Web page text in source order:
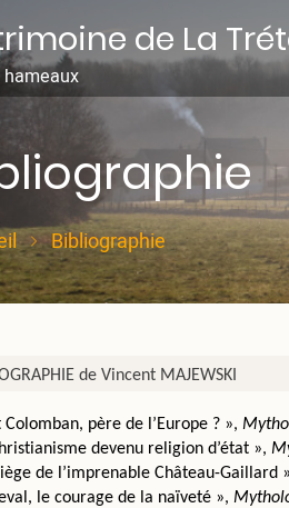
de La
Bibliographie
de Vincent MAJEWSKI
Colomban, père de l’Europe ? »,
devenu religion d’état »,
de l’imprenable Château-Gaillard
le courage de la naïveté »,